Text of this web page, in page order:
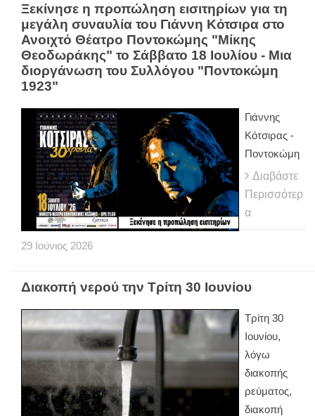
Ξεκίνησε η προπώληση εισιτηρίων για τη
μεγάλη συναυλία του Γιάννη Κότσιρα στο
Ανοιχτό Θέατρο Ποντοκώμης "Μίκης
Θεοδωράκης" το Σάββατο 18 Ιουλίου - Μια
διοργάνωση του Συλλόγου "Ποντοκώμη
1923"
Γιάννης
Κότσιρας -
Ποντοκώμη
Διαβάστε
Περισσότερ
α
29 Ιούνιος 2026
Διακοπή νερού την Τρίτη 30 Ιουνίου
Τρίτη 30
Ιουνίου,
λόγω
διακοπής
ρεύματος,
διακοπή